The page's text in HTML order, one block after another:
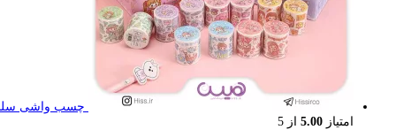
چسب واشی
امتیاز 5.00 از 5